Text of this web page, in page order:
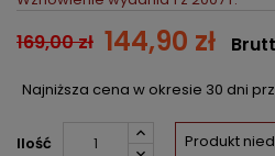
169,00 zł 144,90 zł
Najniższa cena w okresie 30 dni
Ilość Produkt